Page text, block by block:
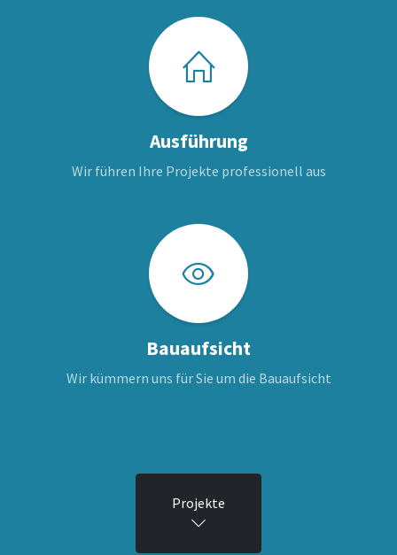
Ausführung
Wir führen Ihre Projekte professionell aus
Bauaufsicht
Wir kümmern uns für Sie um die Bauaufsicht
Projekte